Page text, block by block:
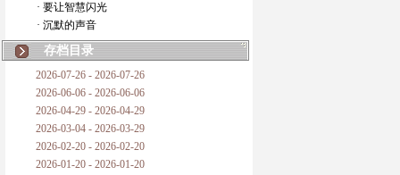
· 要让智慧闪光
· 沉默的声音
存档目录
2026-07-26 - 2026-07-26
2026-06-06 - 2026-06-06
2026-04-29 - 2026-04-29
2026-03-04 - 2026-03-29
2026-02-20 - 2026-02-20
2026-01-20 - 2026-01-20